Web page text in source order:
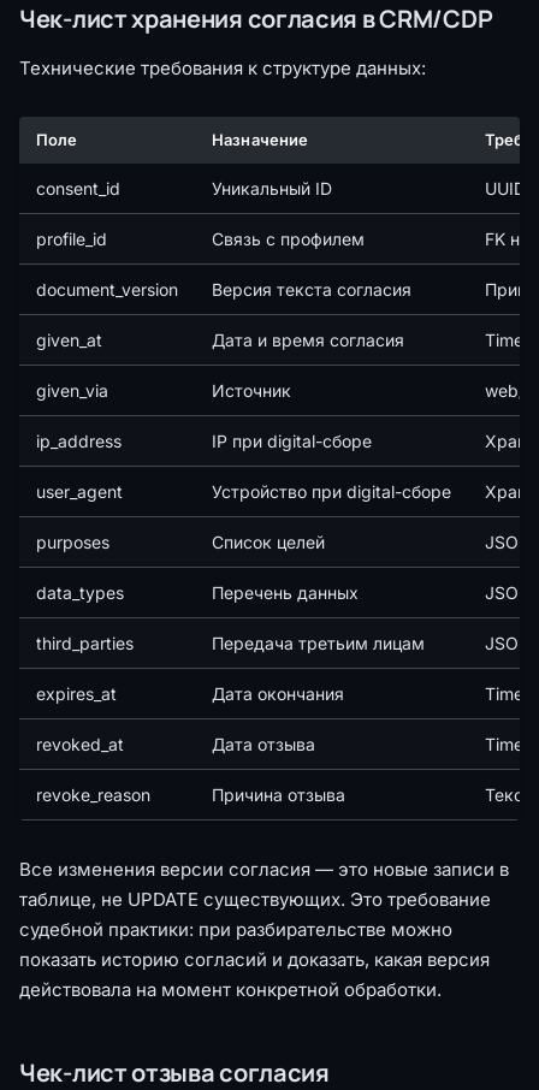
Чек-лист хранения согласия в CRM/CDP
Технические требования к структуре данных:
Поле Назначение
consent_id Уникальный ID UUID
profile_id Связь с профилем FK на
document_version Версия текста согласия
given_at Дата и время согласия
given_via Источник web/
ip_address IP при digital-сборе
user_agent Устройство при digital-сборе
purposes Список целей JSON
data_types Перечень данных JSON
third_parties Передача третьим лицам JSON
expires_at Дата окончания
revoked_at Дата отзыва
revoke_reason Причина отзыва Текст
Все изменения версии согласия — это новые записи в
таблице, не UPDATE существующих. Это требование
судебной практики: при разбирательстве можно
показать историю согласий и доказать, какая версия
действовала на момент конкретной обработки.
Чек-лист отзыва согласия